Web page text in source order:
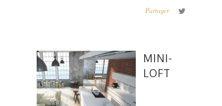
Partager
MINI-
LOFT